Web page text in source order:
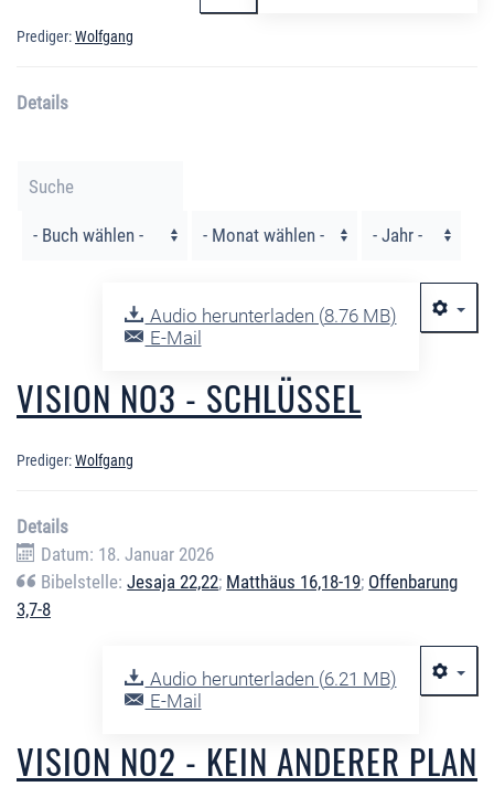
Prediger:Wolfgang
Details
Filter
Audio herunterladen (8.76 MB)
E-Mail
VISION NO3 - SCHLÜSSEL
Prediger:Wolfgang
Details
Datum: 18. Januar 2026
Bibelstelle:Jesaja 22,22; Matthäus 16,18-19; Offenbarung
3,7-8
Audio herunterladen (6.21 MB)
E-Mail
VISION NO2 - KEIN ANDERER PLAN